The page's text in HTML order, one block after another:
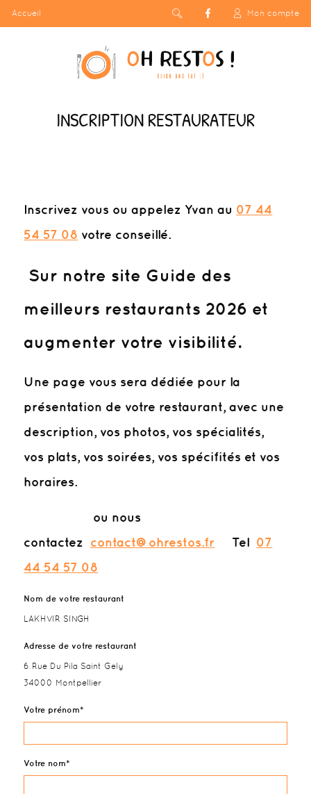
Accueil Mon compte
INSCRIPTION RESTAURATEUR
Inscrivez vous ou appelez Yvan au 07 44
54 57 08 votre conseillé.
Sur notre site Guide des
meilleurs restaurants 2026 et
augmenter votre visibilité.
Une page vous sera dédiée pour la
présentation de votre restaurant, avec une
description, vos photos, vos spécialités,
vos plats, vos soirées, vos spécifités et vos
horaires.
ou nous
contactez contact@ohrestos.fr Tel 07
44 54 57 08
Nom de votre restaurant
LAKHVIR SINGH
Adresse de votre restaurant
6 Rue Du Pila Saint Gely
34000 Montpellier
Votre prénom
Votre nom